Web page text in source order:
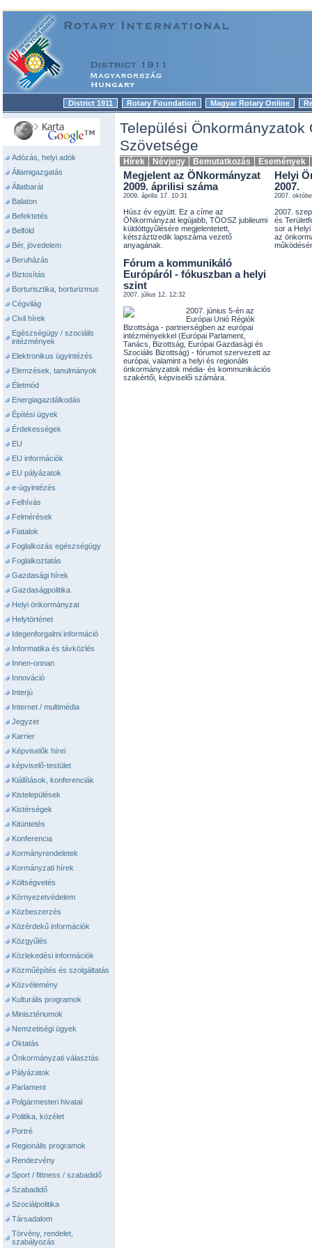
District 1911 Rotary Foundation Magyar Rotary Online
Adózás, helyi adók
Államigazgatás
Állatbarát
Balaton
Befektetés
Belföld
Bér, jövedelem
Beruházás
Biztosítás
Borturisztika, borturizmus
Cégvilág
Civil hírek
Egészségügy / szociális
intézmények
Elektronikus ügyintézés
Elemzések, tanulmányok
Életmód
Energiagazdálkodás
Építési ügyek
Érdekességek
EU
EU információk
EU pályázatok
e-ügyintézés
Felhívás
Felmérések
Fiatalok
Foglalkozás egészségügy
Foglalkoztatás
Gazdasági hírek
Gazdaságpolitika
Helyi önkormányzat
Helytörténet
Idegenforgalmi információ
Informatika és távközlés
Innen-onnan
Innováció
Interjú
Internet / multimédia
Jegyzet
Karrier
Képviselők hírei
képviselő-testület
Kiállítások, konferenciák
Kistelepülések
Kistérségek
Kitüntetés
Konferencia
Kormányrendeletek
Kormányzati hírek
Költségvetés
Környezetvédelem
Közbeszerzés
Közérdekű információk
Közgyűlés
Közlekedési információk
Közműépítés és szolgáltatás
Közvélemény
Kulturális programok
Minisztériumok
Nemzetiségi ügyek
Oktatás
Önkormányzati választás
Pályázatok
Parlament
Polgármesteri hivatal
Politika, közélet
Portré
Regionális programok
Rendezvény
Sport / fittness / szabadidő
Szabadidő
Szociálpolitika
Társadalom
Törvény, rendelet,
szabályozás
Települési Önkormányzatok
Szövetsége
Hírek Névjegy Bemutatkozás Események
Megjelent az ÖNkormányzat
2009. áprilisi száma
2009. április 17. 10:31
Húsz év együtt. Ez a címe az
ÖNkormányzat legújabb, TÖOSZ jubileumi
küldöttgyűlésére megjelentetett,
kétszáztizedik lapszáma vezető
anyagának.
Fórum a kommunikáló
Európáról - fókuszban a helyi
szint
2007. július 12. 12:32
2007. június 5-én az
Európai Unió Régiók
Bizottsága - partnerségben az európai
intézményekkel (Európai Parlament,
Tanács, Bizottság, Európai Gazdasági és
Szociális Bizottság) - fórumot szervezett az
európai, valamint a helyi és regionális
önkormányzatok média- és kommunikációs
szakértői, képviselői számára.
Helyi
2007.
2007.
2007.
és
sor a
az